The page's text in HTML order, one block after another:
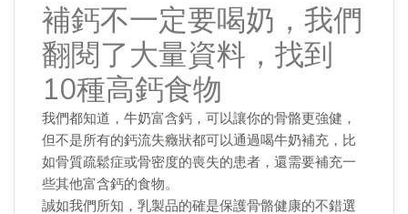
補鈣不一定要喝奶，我們
翻閱了大量資料，找到
10種高鈣食物
我們都知道，牛奶富含鈣，可以讓你的骨骼更強健，
但不是所有的鈣流失癥狀都可以通過喝牛奶補充，比
如骨質疏鬆症或骨密度的喪失的患者，還需要補充一
些其他富含鈣的食物。
誠如我們所知，乳製品的確是保護骨骼健康的不錯選